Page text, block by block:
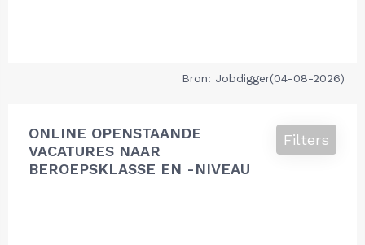
Bron: Jobdigger(04-08-2026)
ONLINE OPENSTAANDE
VACATURES NAAR
BEROEPSKLASSE EN -NIVEAU
Filters